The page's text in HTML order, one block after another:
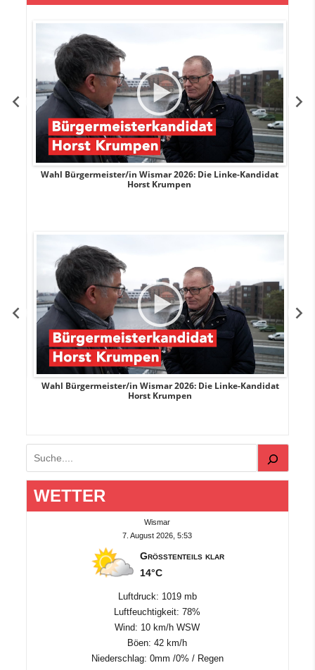
Wahl Bürgermeister/in Wismar 2026: Die Linke-Kandidat
Horst Krumpen
Wahl Bürgermeister/in Wismar 2026: Die Linke-Kandidat
Horst Krumpen
Suchen
WETTER
Wismar
7. August 2026, 5:53
Größtenteils klar
14°C
Luftdruck: 1019 mb
Luftfeuchtigkeit: 78%
Wind: 10 km/h WSW
Böen: 42 km/h
Niederschlag: 0mm /0% / Regen